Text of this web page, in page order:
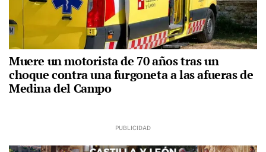
Muere un motorista de 70 años tras un
choque contra una furgoneta a las afueras de
Medina del Campo